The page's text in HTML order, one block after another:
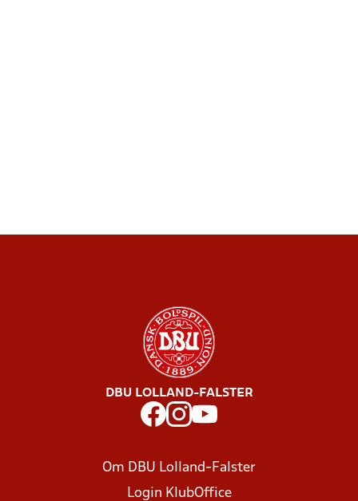
DBU LOLLAND-FALSTER
Om DBU Lolland-Falster
Login KlubOffice